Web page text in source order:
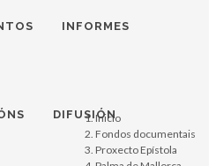
INFORMES
DIFUSIÓN
Inicio
Fondos documentais
Proxecto Epístola